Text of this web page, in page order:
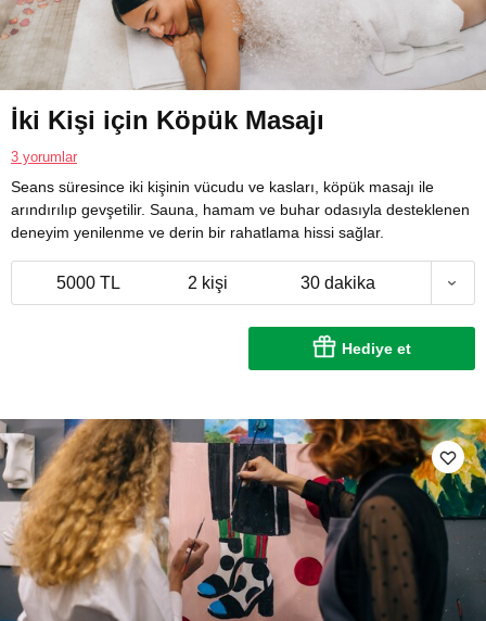
İki Kişi için Köpük Masajı
3 yorumlar
Seans süresince iki kişinin vücudu ve kasları, köpük masajı ile
arındırılıp gevşetilir. Sauna, hamam ve buhar odasıyla desteklenen
deneyim yenilenme ve derin bir rahatlama hissi sağlar.
5000 TL 2 kişi 30 dakika
Hediye et